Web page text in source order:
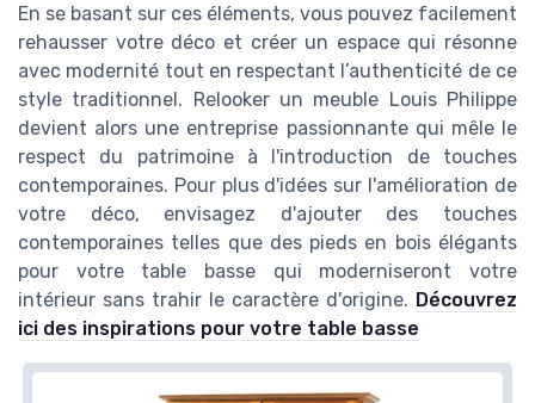
En se basant sur ces éléments, vous pouvez facilement
rehausser votre déco et créer un espace qui résonne
avec modernité tout en respectant l’authenticité de ce
style traditionnel. Relooker un meuble Louis Philippe
devient alors une entreprise passionnante qui mêle le
respect du patrimoine à l'introduction de touches
contemporaines. Pour plus d'idées sur l'amélioration de
votre déco, envisagez d'ajouter des touches
contemporaines telles que des pieds en bois élégants
pour votre table basse qui moderniseront votre
intérieur sans trahir le caractère d'origine. Découvrez
ici des inspirations pour votre table basse